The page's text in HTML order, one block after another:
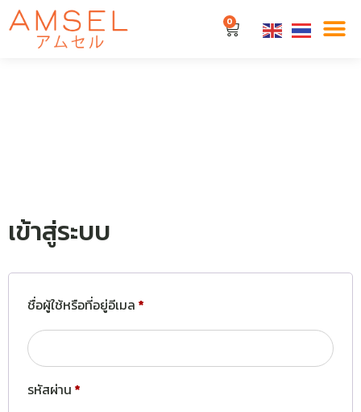
0
เข้าสู่ระบบ
ชื่อผู้ใช้หรือที่อยู่อีเมล *
รหัสผ่าน *